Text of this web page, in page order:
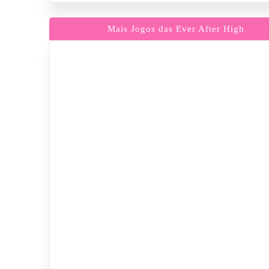
Mais Jogos das Ever After High